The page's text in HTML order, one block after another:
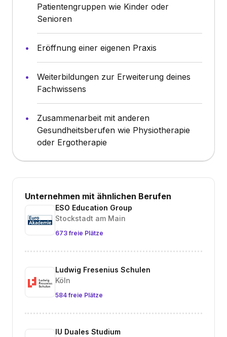
Patientengruppen wie Kinder oder
Senioren
Eröffnung einer eigenen Praxis
Weiterbildungen zur Erweiterung deines
Fachwissens
Zusammenarbeit mit anderen
Gesundheitsberufen wie Physiotherapie
oder Ergotherapie
Unternehmen mit ähnlichen Berufen
ESO Education Group
Stockstadt am Main
673 freie Plätze
Ludwig Fresenius Schulen
Köln
584 freie Plätze
IU Duales Studium